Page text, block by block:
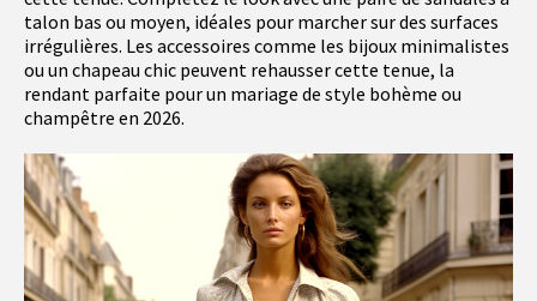
talon bas ou moyen, idéales pour marcher sur des surfaces
irrégulières. Les accessoires comme les bijoux minimalistes
ou un chapeau chic peuvent rehausser cette tenue, la
rendant parfaite pour un mariage de style bohème ou
champêtre en 2026.